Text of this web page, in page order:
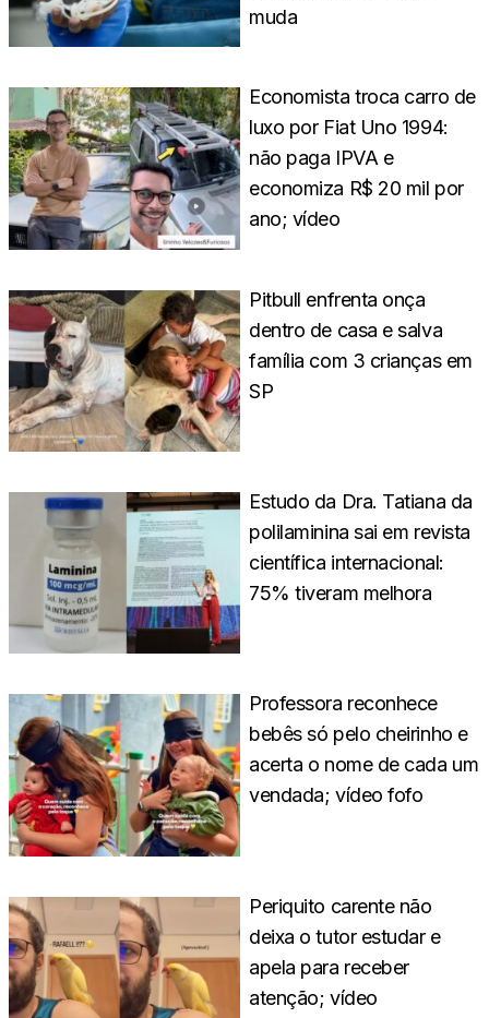
muda
Economista troca carro de
luxo por Fiat Uno 1994:
não paga IPVA e
economiza R$ 20 mil por
ano; vídeo
Pitbull enfrenta onça
dentro de casa e salva
família com 3 crianças em
SP
Estudo da Dra. Tatiana da
polilaminina sai em revista
científica internacional:
75% tiveram melhora
Professora reconhece
bebês só pelo cheirinho e
acerta o nome de cada um
vendada; vídeo fofo
Periquito carente não
deixa o tutor estudar e
apela para receber
atenção; vídeo